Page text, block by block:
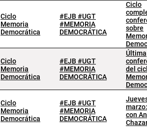
Ciclo
Memoria
Democrática
#EJB #UGT
#MEMORIA
DEMOCRÁTICA
Ciclo
sobre
Ciclo
Memoria
Democrática
#EJB #UGT
#MEMORIA
DEMOCRÁTICA
Última
del
Ciclo
Memoria
Democrática
#EJB #UGT
#MEMORIA
DEMOCRÁTICA
con